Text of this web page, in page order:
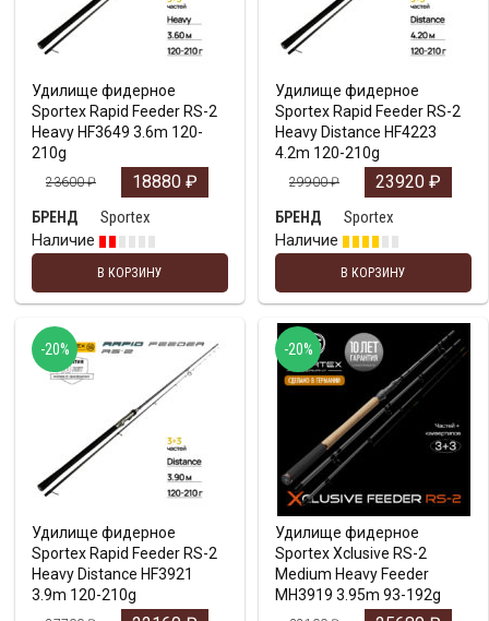
Удилище фидерное
Sportex Rapid Feeder RS-2
Heavy HF3649 3.6m 120-
210g
23600₽ 18880 ₽
БРЕНД
Sportex
Наличие
В КОРЗИНУ
Удилище фидерное
Sportex Rapid Feeder RS-2
Heavy Distance HF4223
4.2m 120-210g
29900₽ 23920 ₽
БРЕНД
Sportex
Наличие
В КОРЗИНУ
Удилище фидерное
Sportex Rapid Feeder RS-2
Heavy Distance HF3921
3.9m 120-210g
-20%
Удилище фидерное
Sportex Xclusive RS-2
Medium Heavy Feeder
MH3919 3.95m 93-192g
-20%